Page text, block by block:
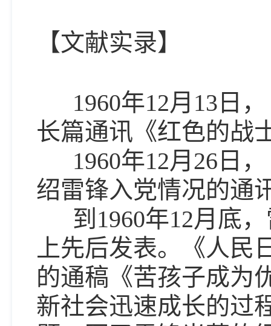
【文献实录】
1960年12月13日，
长篇通讯《红色的战
1960年12月26日，
绍雷锋入党情况的通
到1960年12月底，
上先后发表。《人民
的通稿《苦孩子成为
新社会迅速成长的过